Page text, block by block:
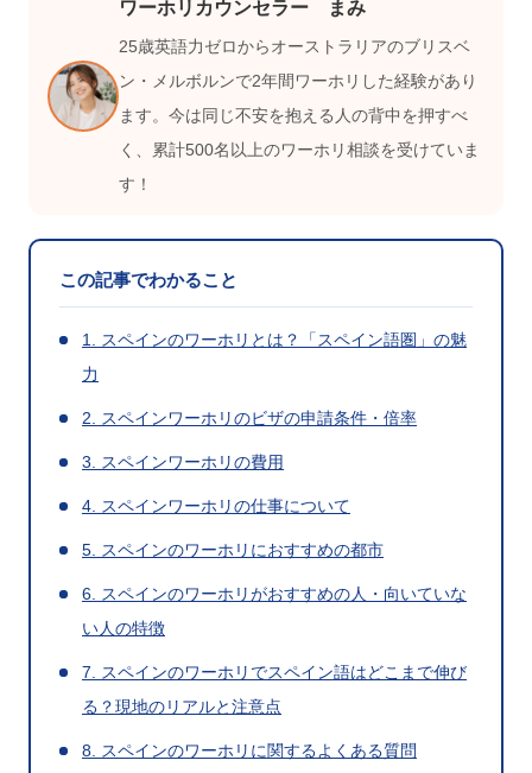
ワーホリカウンセラー まみ
25歳英語力ゼロからオーストラリアのブリスベ
ン・メルボルンで2年間ワーホリした経験があり
ます。今は同じ不安を抱える人の背中を押すべ
く、累計500名以上のワーホリ相談を受けていま
す！
この記事でわかること
1. スペインのワーホリとは？「スペイン語圏」の魅
力
2. スペインワーホリのビザの申請条件・倍率
3. スペインワーホリの費用
4. スペインワーホリの仕事について
5. スペインのワーホリにおすすめの都市
6. スペインのワーホリがおすすめの人・向いていな
い人の特徴
7. スペインのワーホリでスペイン語はどこまで伸び
る？現地のリアルと注意点
8. スペインのワーホリに関するよくある質問